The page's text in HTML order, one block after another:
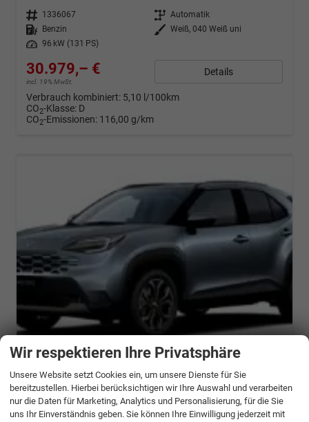
Fahrzeugnr. 1336067 Getriebe Automatik
Kraftstoff
Benzin Außenfarbe Weiß, 040 Weiß uni
Leistung
96 kW (131 PS)
30.979,– €
incl. 19% MwSt.
Details
Verbrauch kombiniert: 5,10 l/100km
CO2-Klasse: D
CO2-Emissionen: 116,00 g/km
ab 613,– € mtl.
Toyota Yaris Cross
Style MY27 (Style) 1.5 Hybrid 96kW (130 PS) e-CVT 4x4
unverbindliche Lieferzeit: 9 Monate Neuwagen
Wir respektieren Ihre Privatsphäre
Unsere Website setzt Cookies ein, um unsere Dienste für Sie
bereitzustellen. Hierbei berücksichtigen wir Ihre Auswahl und verarbeiten
nur die Daten für Marketing, Analytics und Personalisierung, für die Sie
uns Ihr Einverständnis geben. Sie können Ihre Einwilligung jederzeit mit